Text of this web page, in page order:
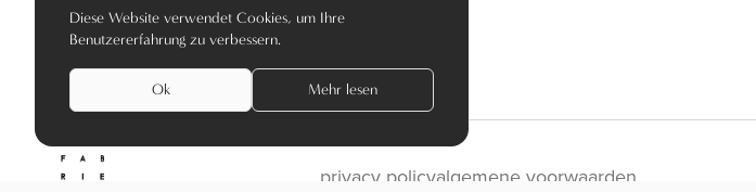
privacy policyalgemene voorwaarden
Diese Website verwendet Cookies, um Ihre
Benutzererfahrung zu verbessern.
Ok Mehr lesen